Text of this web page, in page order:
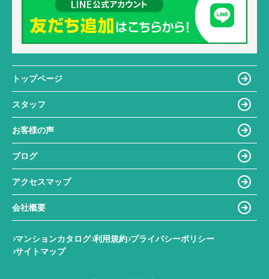
トップページ
スタッフ
お客様の声
ブログ
アクセスマップ
会社概要
マンションカタログ 利用規約 プライバシーポリシー
サイトマップ